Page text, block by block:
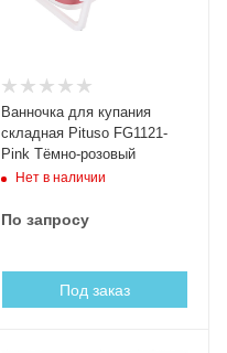
Ванночка для купания
складная Pituso FG1121-
Pink Тёмно-розовый
Нет в наличии
По запросу
Под заказ